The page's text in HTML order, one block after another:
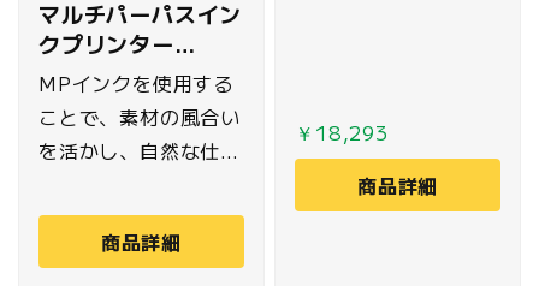
す。
マルチパーパスイン
クプリンター
MUTOH
MPインクを使用する
ことで、素材の風合い
を活かし、自然な仕上
耐摩耗性を備え、屋外
や長期間使用にも適し
商品詳細
￥18,293
商品詳細